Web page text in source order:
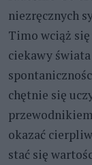
niezręcznych
Timo wciąż
ciekawy
chętnie się
okazać
stać się